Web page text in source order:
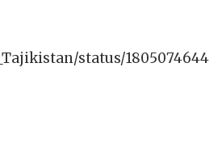
status/1805074644